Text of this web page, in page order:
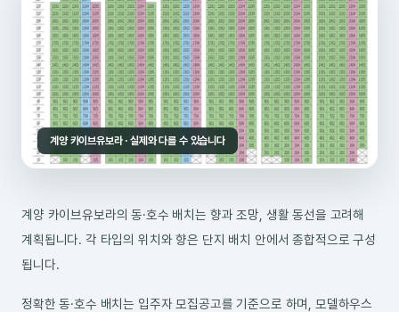
계양 카이브유보라 · 실제와 다를 수 있습니다
계양 카이브유보라의 동·호수 배치는 향과 조망, 생활 동선을 고려해
계획됩니다. 각 타입의 위치와 향은 단지 배치 안에서 종합적으로 구성
됩니다.
정확한 동·호수 배치는 입주자 모집공고를 기준으로 하며, 모델하우스